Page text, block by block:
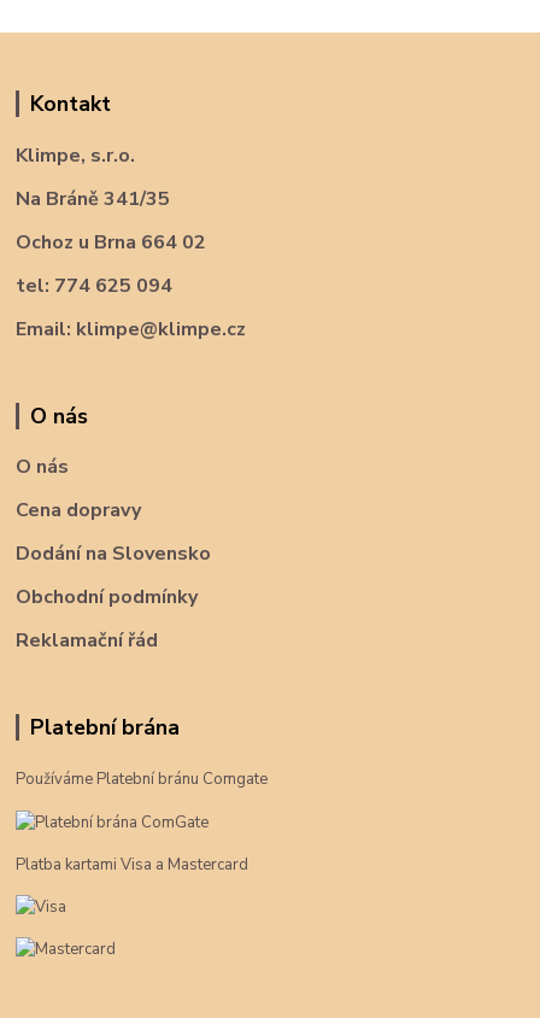
Kontakt
Klimpe, s.r.o.
Na Bráně 341/35
Ochoz u Brna 664 02
tel: 774 625 094
Email: klimpe@klimpe.cz
O nás
O nás
Cena dopravy
Dodání na Slovensko
Obchodní podmínky
Reklamační řád
Platební brána
Používáme Platební bránu Comgate
Platba kartami Visa a Mastercard